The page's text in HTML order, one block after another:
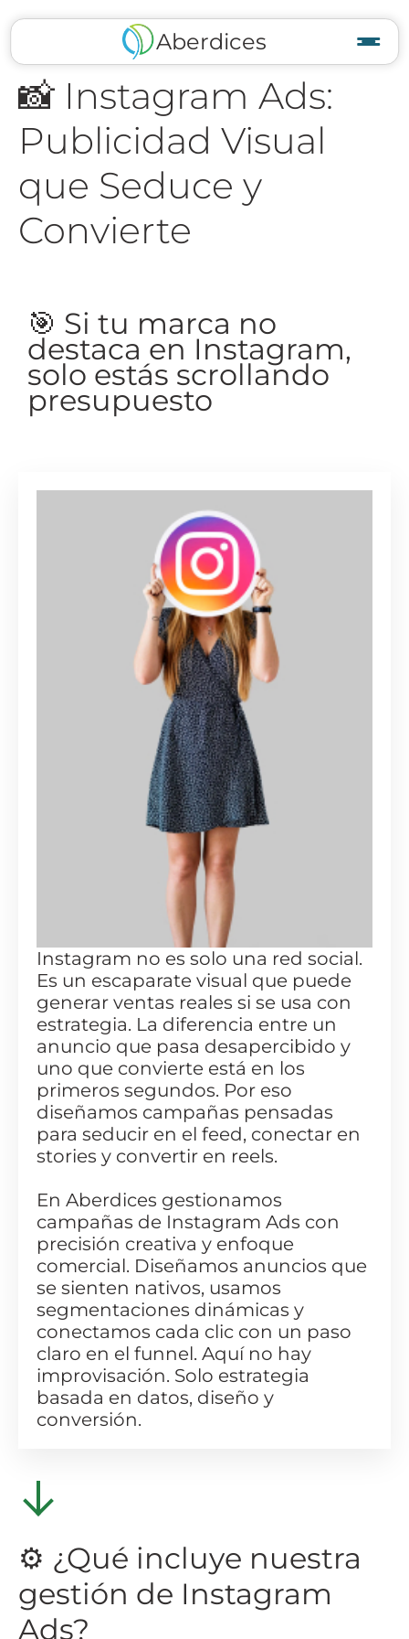
Aberdices
📸 Instagram Ads:
Publicidad Visual
que Seduce y
Convierte
🎯 Si tu marca no
destaca en Instagram,
solo estás scrollando
presupuesto
Instagram no es solo una red social.
Es un escaparate visual que puede
generar ventas reales si se usa con
estrategia. La diferencia entre un
anuncio que pasa desapercibido y
uno que convierte está en los
primeros segundos. Por eso
diseñamos campañas pensadas
para seducir en el feed, conectar en
stories y convertir en reels.
En Aberdices gestionamos
campañas de Instagram Ads con
precisión creativa y enfoque
comercial. Diseñamos anuncios que
se sienten nativos, usamos
segmentaciones dinámicas y
conectamos cada clic con un paso
claro en el funnel. Aquí no hay
improvisación. Solo estrategia
basada en datos, diseño y
conversión.
⚙️ ¿Qué incluye nuestra
gestión de Instagram
Ads?